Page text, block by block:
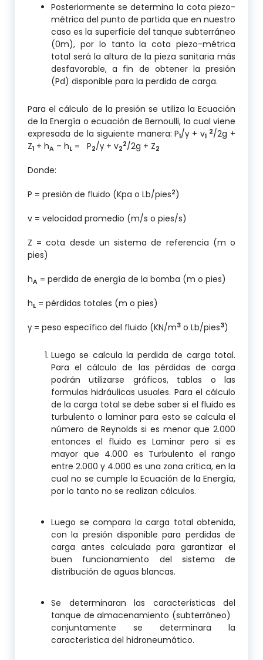
Posteriormente se determina la cota piezo-
métrica del punto de partida que en nuestro
caso es la superficie del tanque subterráneo
(0m), por lo tanto la cota piezo-métrica
total será la altura de la pieza sanitaria más
desfavorable, a fin de obtener la presión
(Pd) disponible para la perdida de carga.
Para el cálculo de la presión se utiliza la Ecuación
de la Energía o ecuación de Bernoulli, la cual viene
expresada de la siguiente manera: P1/γ + v1
2/2g +
Z1 + hA – hL = P2/γ + v2
2/2g + Z2
Donde:
P = presión de fluido (Kpa o Lb/pies2)
v = velocidad promedio (m/s o pies/s)
Z = cota desde un sistema de referencia (m o
pies)
hA = perdida de energía de la bomba (m o pies)
hL = pérdidas totales (m o pies)
γ = peso específico del fluido (KN/m3 o Lb/pies3)
Luego se calcula la perdida de carga total.
Para el cálculo de las pérdidas de carga
podrán utilizarse gráficos, tablas o las
formulas hidráulicas usuales. Para el cálculo
de la carga total se debe saber si el fluido es
turbulento o laminar para esto se calcula el
número de Reynolds si es menor que 2.000
entonces el fluido es Laminar pero si es
mayor que 4.000 es Turbulento el rango
entre 2.000 y 4.000 es una zona critica, en la
cual no se cumple la Ecuación de la Energía,
por lo tanto no se realizan cálculos.
Luego se compara la carga total obtenida,
con la presión disponible para perdidas de
carga antes calculada para garantizar el
buen funcionamiento del sistema de
distribución de aguas blancas.
Se determinaran las características del
tanque de almacenamiento (subterráneo)
conjuntamente se determinara la
característica del hidroneumático.